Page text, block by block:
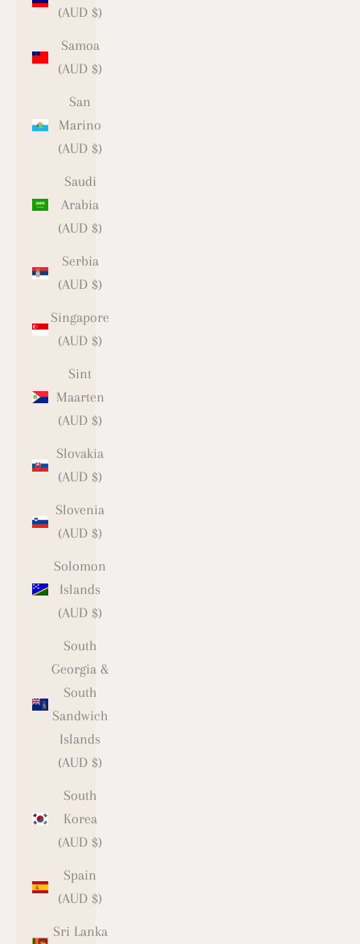
(AUD $)
Samoa
(AUD $)
San
Marino
(AUD $)
Saudi
Arabia
(AUD $)
Serbia
(AUD $)
Singapore
(AUD $)
Sint
Maarten
(AUD $)
Slovakia
(AUD $)
Slovenia
(AUD $)
Solomon
Islands
(AUD $)
South
Georgia &
South
Sandwich
Islands
(AUD $)
South
Korea
(AUD $)
Spain
(AUD $)
Sri Lanka